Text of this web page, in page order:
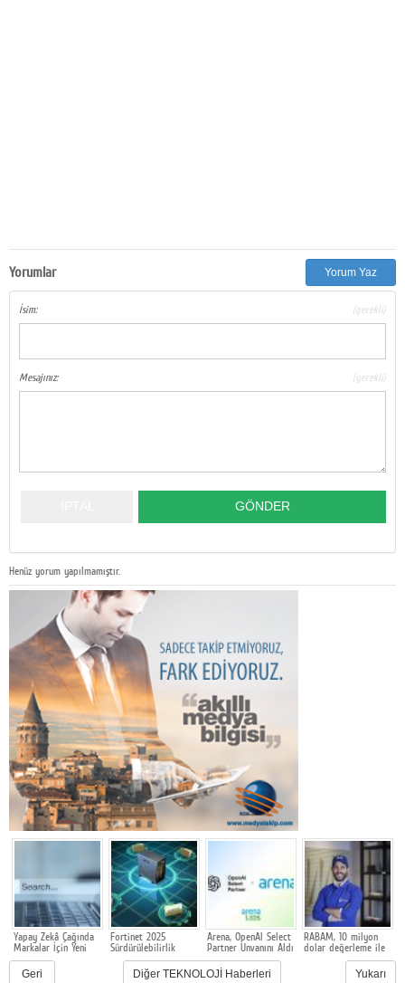
Yorumlar Yorum Yaz
İsim: (gerekli)
Mesajınız: (gerekli)
Henüz yorum yapılmamıştır.
Yapay Zekâ Çağında
Markalar İçin Yeni
Rekabet Alanı: GEO
Fortinet 2025
Sürdürülebilirlik
Raporunu açıkladı
Arena, OpenAI Select
Partner Unvanını Aldı
RABAM, 10 milyon
dolar değerleme ile
500 bin dolarlık
Geri
Diğer TEKNOLOJİ Haberleri Yukarı